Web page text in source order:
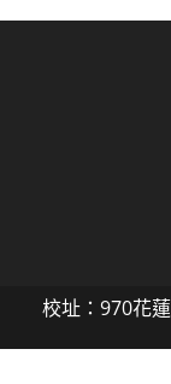
校址：970花